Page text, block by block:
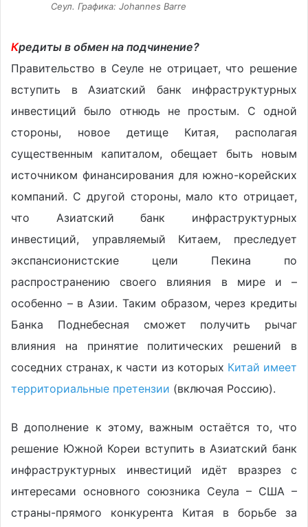
Сеул. Графика: Johannes Barre
Кредиты в обмен на подчинение?
Правительство в Сеуле не отрицает, что решение
вступить в Азиатский банк инфраструктурных
инвестиций было отнюдь не простым. С одной
стороны, новое детище Китая, располагая
существенным капиталом, обещает быть новым
источником финансирования для южно-корейских
компаний. С другой стороны, мало кто отрицает,
что Азиатский банк инфраструктурных
инвестиций, управляемый Китаем, преследует
экспансионистские цели Пекина по
распространению своего влияния в мире и –
особенно – в Азии. Таким образом, через кредиты
Банка Поднебесная сможет получить рычаг
влияния на принятие политических решений в
соседних странах, к части из которых Китай имеет
территориальные претензии (включая Россию).
В дополнение к этому, важным остаётся то, что
решение Южной Кореи вступить в Азиатский банк
инфраструктурных инвестиций идёт вразрез с
интересами основного союзника Сеула – США –
страны-прямого конкурента Китая в борьбе за